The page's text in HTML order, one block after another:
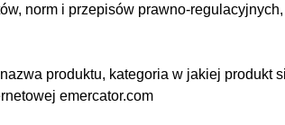
norm i przepisów prawno-
produktu, kategoria w jakiej produkt
emercator.com